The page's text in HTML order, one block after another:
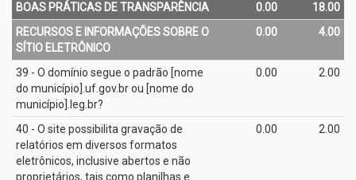
BOAS PRÁTICAS DE TRANSPARÊNCIA 0.00
18.00
RECURSOS E INFORMAÇÕES SOBRE O
SÍTIO ELETRÔNICO
0.00 4.00
39 - O domínio segue o padrão [nome
do município].uf.gov.br ou [nome do
município].leg.br?
0.00 2.00
40 - O site possibilita gravação de
relatórios em diversos formatos
eletrônicos, inclusive abertos e não
proprietários, tais como planilhas e
0.00 2.00